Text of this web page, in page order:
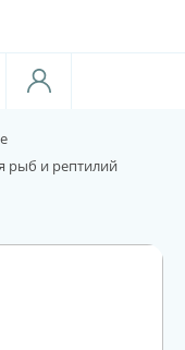
рыб и рептилий